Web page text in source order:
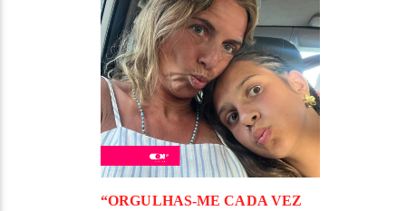
“ORGULHAS-ME CADA VEZ